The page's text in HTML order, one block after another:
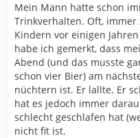
Mein Mann hatte schon
Trinkverhalten. Oft,
Kindern vor einigen
habe ich gemerkt, dass
Abend (und das musste
schon vier Bier) am
nüchtern ist. Er lallte. Er
hat es jedoch immer
schlecht geschlafen hat
nicht fit ist.